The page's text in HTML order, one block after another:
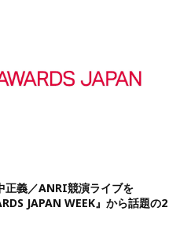
正義／ANRI競演ライブを
JAPAN WEEK』から話題の2